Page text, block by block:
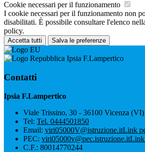
Cookie necessari per il funzionamento
I cookie necessari per il funzionamento non
disabilitati. È possibile consultare l'elenco
policy.
Accetta tutti Salva le preferenze
Ipsia F.Lampertico
Contatti
Ipsia F.Lampertico
Viale Trissino, 30 - 36100 Vicenza (VI)
Tel: Tel. 0444501850
Email: viri05000V@istruzione.itLink
PEC: viri05000v@pec.istruzione.itLink
C.F.: 80014770244